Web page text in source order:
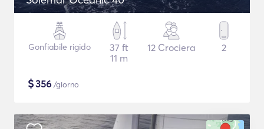
Gonfiabile rigido
37 ft
11 m
12 Crociera 2
$356 /giorno